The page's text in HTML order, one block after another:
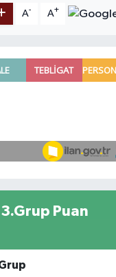
A- A+
3.Grup Puan